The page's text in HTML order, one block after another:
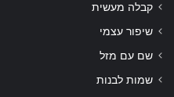
קבלה מעשית
שיפור עצמי
שם עם מזל
שמות לבנות